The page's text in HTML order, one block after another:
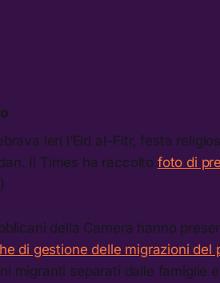
ieri l’Eid al–Fitr, festa
Il Times ha raccolto foto di
della Camera hanno
di gestione delle migrazioni del
migranti separati dalle famiglie